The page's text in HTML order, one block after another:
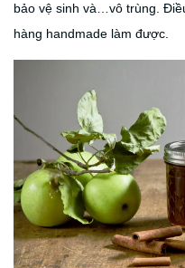
bảo vệ sinh và…vô trùng.
hàng handmade làm được.